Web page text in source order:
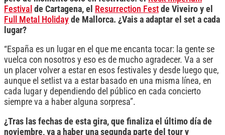
Festival de Cartagena, el Resurrection Fest de Viveiro y el
Full Metal Holiday de Mallorca. ¿Vais a adaptar el set a cada
lugar?
“España es un lugar en el que me encanta tocar: la gente se
vuelca con nosotros y eso es de mucho agradecer. Va a ser
un placer volver a estar en esos festivales y desde luego que,
aunque el setlist va a estar basado en una misma línea, en
cada lugar y dependiendo del público en cada concierto
siempre va a haber alguna sorpresa”.
¿Tras las fechas de esta gira, que finaliza el último día de
noviembre, va a haber una segunda parte del tour y